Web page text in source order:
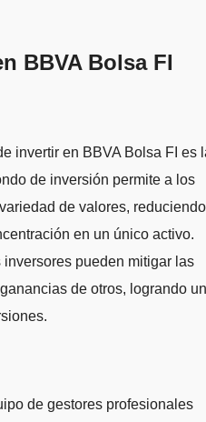
BBVA Bolsa FI
invertir en BBVA Bolsa FI es
de inversión permite a los
de valores, reduciendo
en un único activo.
pueden mitigar las
de otros, logrando un
de gestores profesionales